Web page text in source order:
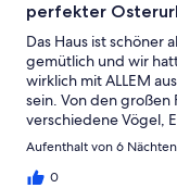
perfekter
Das Haus ist schöner
gemütlich und wir
wirklich mit ALLEM
sein. Von den großen
verschiedene Vögel,
Lieblingsplatz der
können dieses Haus
Aufenthalt von 6
0